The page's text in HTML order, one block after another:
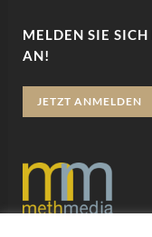
MELDEN SIE
AN!
JETZT ANMELDEN